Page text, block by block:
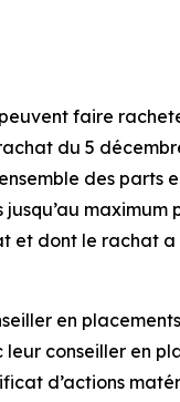
faire
du 5
des parts
maximum
et dont le rachat
en
conseiller en
d’actions